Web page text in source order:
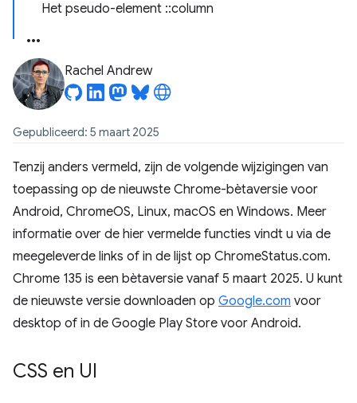
Het pseudo-element ::column
Rachel Andrew
Gepubliceerd: 5 maart 2025
Tenzij anders vermeld, zijn de volgende wijzigingen van
toepassing op de nieuwste Chrome-bètaversie voor
Android, ChromeOS, Linux, macOS en Windows. Meer
informatie over de hier vermelde functies vindt u via de
meegeleverde links of in de lijst op ChromeStatus.com.
Chrome 135 is een bètaversie vanaf 5 maart 2025. U kunt
de nieuwste versie downloaden op Google.com voor
desktop of in de Google Play Store voor Android.
CSS en UI